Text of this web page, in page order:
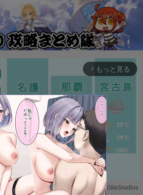
arrow_forward_ios もっと見る
Powered by GliaStudios